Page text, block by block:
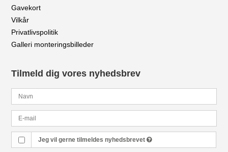
Gavekort
Vilkår
Privatlivspolitik
Galleri monteringsbilleder
Tilmeld dig vores nyhedsbrev
Jeg vil gerne tilmeldes nyhedsbrevet